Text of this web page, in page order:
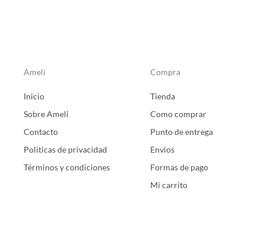
Ameli
Inicio
Sobre Ameli
Contacto
Politicas de privacidad
Términos y condiciones
Compra
Tienda
Como comprar
Punto de entrega
Envios
Formas de pago
Mi carrito